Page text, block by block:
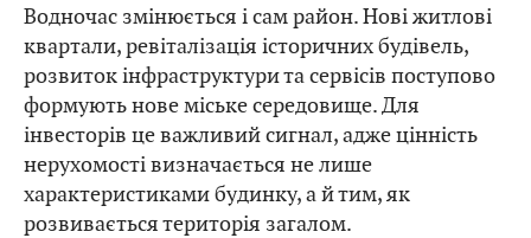
Водночас змінюється і сам район. Нові житлові
квартали, ревіталізація історичних будівель,
розвиток інфраструктури та сервісів поступово
формують нове міське середовище. Для
інвесторів це важливий сигнал, адже цінність
нерухомості визначається не лише
характеристиками будинку, а й тим, як
розвивається територія загалом.